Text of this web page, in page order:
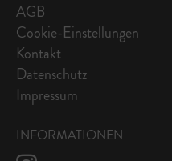
AGB
Cookie-Einstellungen
Kontakt
Datenschutz
Impressum
INFORMATIONEN